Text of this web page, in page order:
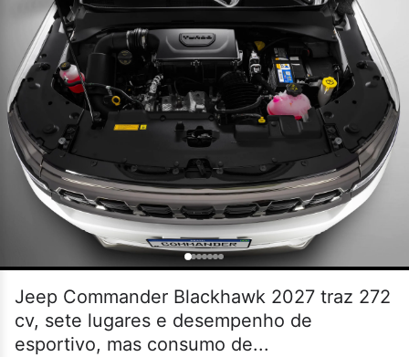
Jeep Commander Blackhawk 2027 traz 272
cv, sete lugares e desempenho de
esportivo, mas consumo de...